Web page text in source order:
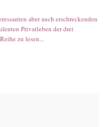
aber auch erschreckenden
Privatleben der drei
zu lesen...